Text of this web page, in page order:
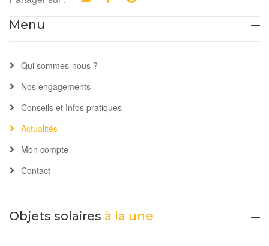
Menu
Qui sommes-nous ?
Nos engagements
Conseils et Infos pratiques
Actualités
Mon compte
Contact
Objets solaires à la une